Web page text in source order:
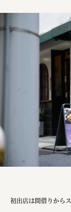
土佐しらす
オーナーク
株式会社美
amirisu株式会
SPACE
クワトロ
株式会社オ
フジ物産株
お茶と酒たす
初出店は間借りからス